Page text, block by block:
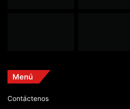
Menú
Contáctenos